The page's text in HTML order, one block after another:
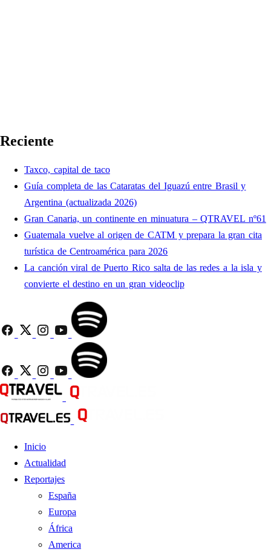
Reciente
Taxco, capital de taco
Guía completa de las Cataratas del Iguazú entre Brasil y
Argentina (actualizada 2026)
Gran Canaria, un continente en minuatura – QTRAVEL nº61
Guatemala vuelve al origen de CATM y prepara la gran cita
turística de Centroamérica para 2026
La canción viral de Puerto Rico salta de las redes a la isla y
convierte el destino en un gran videoclip
Inicio
Actualidad
Reportajes
España
Europa
África
America